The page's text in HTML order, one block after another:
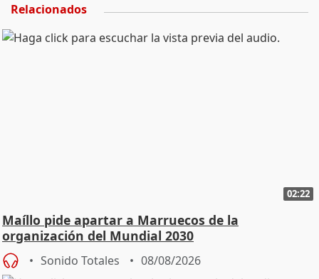
Relacionados
02:22
Maíllo pide apartar a Marruecos de la
organización del Mundial 2030
Sonido Totales 08/08/2026